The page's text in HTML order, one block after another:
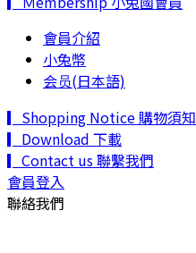
會員介紹
小兔幣
会员(日本語)
▎Shopping Notice 購物須知
▎Download 下載
▎Contact us 聯繫我們
會員登入
聯絡我們